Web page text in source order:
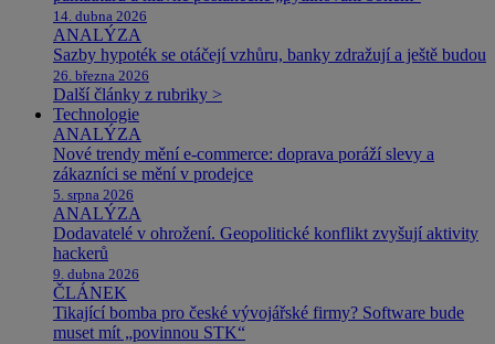
14. dubna 2026
ANALÝZA
Sazby hypoték se otáčejí vzhůru, banky zdražují a ještě budou
26. března 2026
Další články z rubriky >
Technologie
ANALÝZA
Nové trendy mění e-commerce: doprava poráží slevy a
zákazníci se mění v prodejce
5. srpna 2026
ANALÝZA
Dodavatelé v ohrožení. Geopolitické konflikt zvyšují aktivity
hackerů
9. dubna 2026
ČLÁNEK
Tikající bomba pro české vývojářské firmy? Software bude
muset mít „povinnou STK“